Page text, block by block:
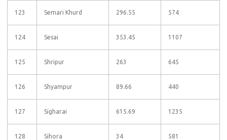
123 Semari Khurd 296.55 574
124 Sesai 353.45 1107
125 Shripur 263 645
126 Shyampur 89.66 440
127 Sigharai 615.69 1235
128 Sihora 34 581